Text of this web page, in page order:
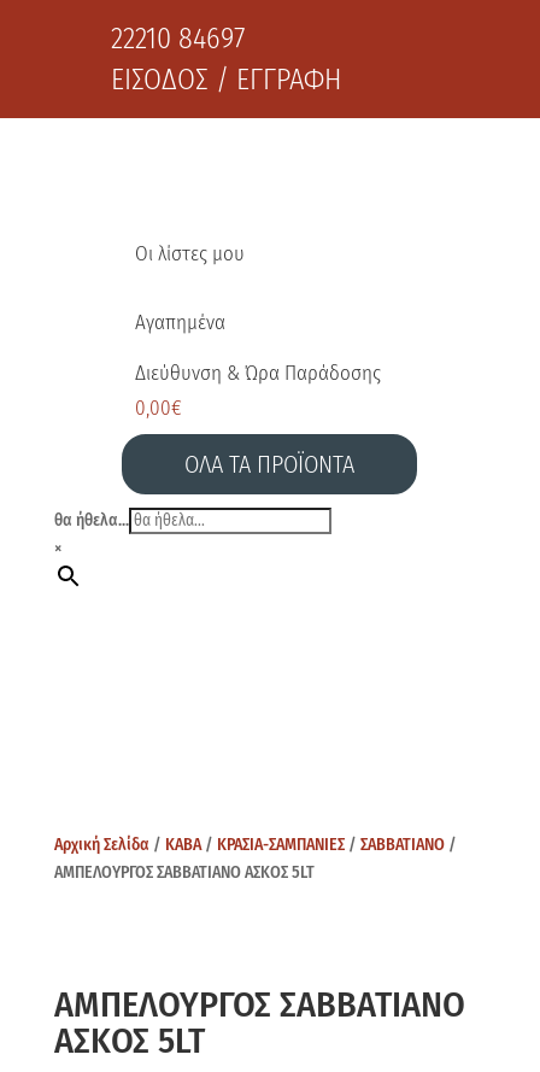
22210 84697
ΕΙΣΟΔΟΣ / ΕΓΓΡΑΦΗ
Οι λίστες μου
Αγαπημένα
Διεύθυνση & Ώρα Παράδοσης
0,00€
ΟΛΑ ΤΑ ΠΡΟΪΟΝΤΑ
θα ήθελα...
×
Αρχική Σελίδα / ΚΑΒΑ/ ΚΡΑΣΙΑ-ΣΑΜΠΑΝΙΕΣ/ ΣΑΒΒΑΤΙΑΝΟ/
ΑΜΠΕΛΟΥΡΓΟΣ ΣΑΒΒΑΤΙΑΝΟ ΑΣΚΟΣ 5LT
ΑΜΠΕΛΟΥΡΓΟΣ ΣΑΒΒΑΤΙΑΝΟ
ΑΣΚΟΣ 5LT